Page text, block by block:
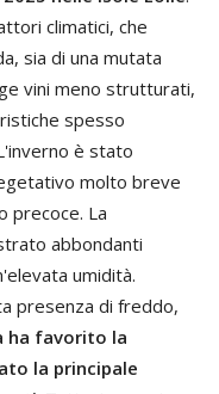
climatici, che
sia di una mutata
vini meno strutturati,
spesso
è stato
molto breve
precoce. La
abbondanti
umidità.
presenza di freddo,
ha favorito la
la principale